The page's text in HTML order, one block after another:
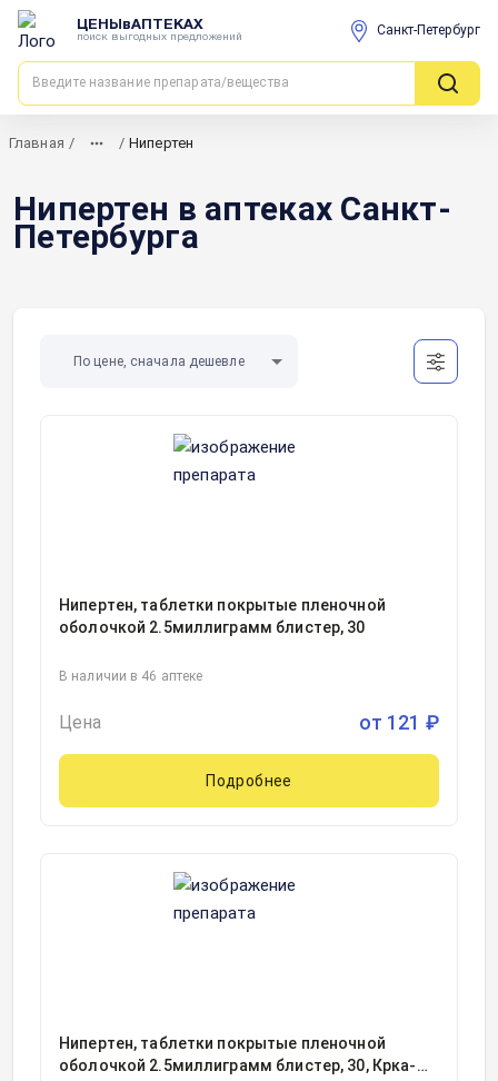
ЦЕНЫвАПТЕКАХ
поиск выгодных предложений Санкт-Петербург
Главная / / Нипертен
Нипертен в аптеках Санкт-
Петербурга
По цене, сначала дешевле
Нипертен, таблетки покрытые пленочной
оболочкой 2.5миллиграмм блистер, 30
В наличии в 46 аптеке
Цена от 121 ₽
Подробнее
Нипертен, таблетки покрытые пленочной
оболочкой 2.5миллиграмм блистер, 30, Крка-